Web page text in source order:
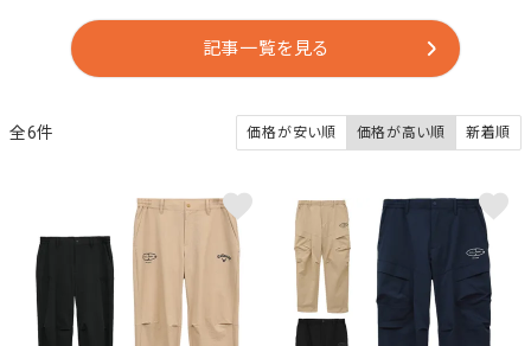
記事一覧を見る
価格が安い順 価格が高い順 新着順
6